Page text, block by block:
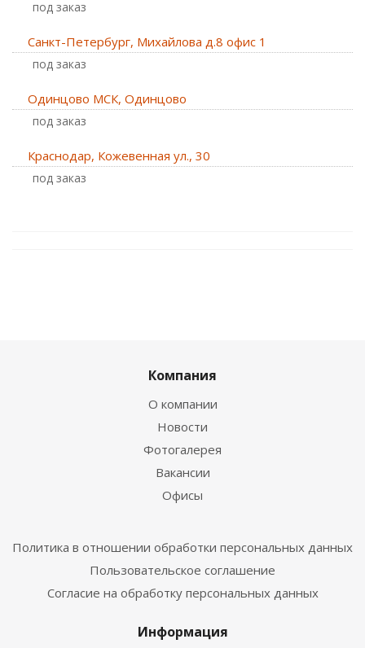
Под заказ
Санкт-Петербург, Михайлова д.8 офис 1
Под заказ
Одинцово МСК, Одинцово
Под заказ
Краснодар, Кожевенная ул., 30
Под заказ
Компания
О компании
Новости
Фотогалерея
Вакансии
Офисы
Политика в отношении обработки персональных данных
Пользовательское соглашение
Согласие на обработку персональных данных
Информация